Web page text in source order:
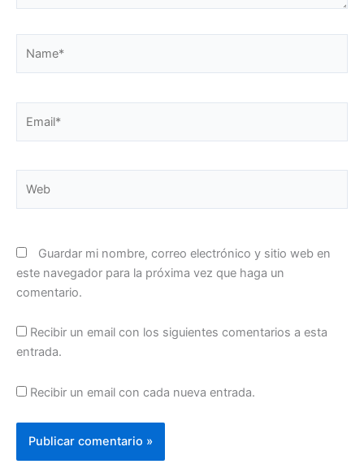
Guardar mi nombre, correo electrónico y sitio web en
este navegador para la próxima vez que haga un
comentario.
Recibir un email con los siguientes comentarios a esta
entrada.
Recibir un email con cada nueva entrada.